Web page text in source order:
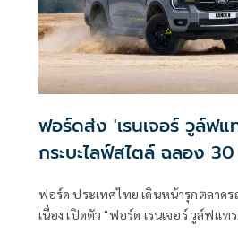
ฟอร์ดส่ง 'เรนเจอร์ วูล์ฟ
กระบะไลฟ์สไตล์ ฉลอง 30
ฟอร์ด ประเทศไทย เดินหน้ารุกตลาด
เนื่อง เปิดตัว "ฟอร์ด เรนเจอร์ วูล์ฟแท